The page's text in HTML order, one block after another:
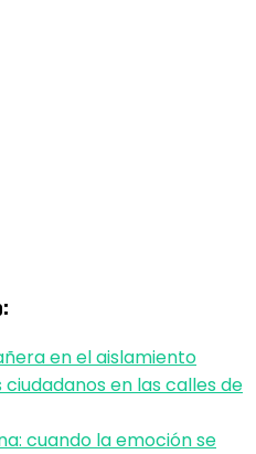
en el aislamiento
en las calles de
cuando la emoción se